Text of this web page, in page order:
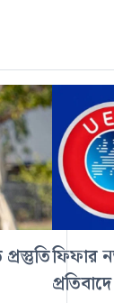
ফিফার